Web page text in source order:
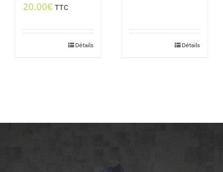
20.00€ TTC
Détails Détails